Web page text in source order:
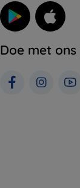
Doe met ons